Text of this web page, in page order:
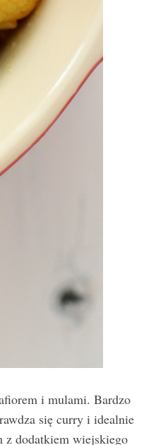
i mulami. Bardzo
się curry i idealnie
z dodatkiem wiejskiego